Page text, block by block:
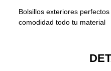
Bolsillos exteriores
comodidad todo tu material